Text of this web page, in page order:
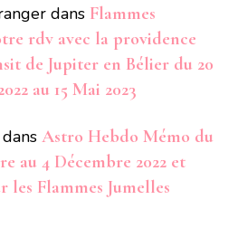
dans Flammes
rdv avec la providence
de Jupiter en Bélier du 20
au 15 Mai 2023
dans Astro Hebdo Mémo du
au 4 Décembre 2022 et
les Flammes Jumelles